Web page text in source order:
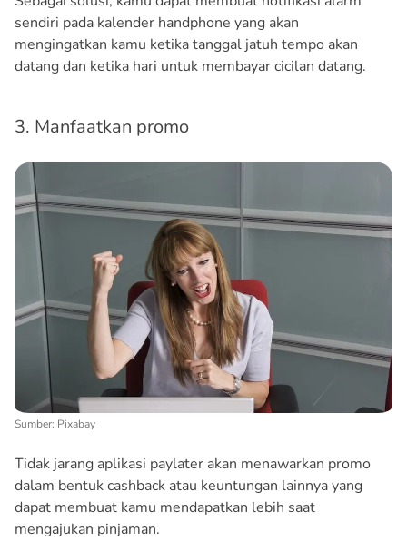
sendiri pada kalender handphone yang akan
mengingatkan kamu ketika tanggal jatuh tempo akan
datang dan ketika hari untuk membayar cicilan datang.
3. Manfaatkan promo
Sumber: Pixabay
Tidak jarang aplikasi paylater akan menawarkan promo
dalam bentuk cashback atau keuntungan lainnya yang
dapat membuat kamu mendapatkan lebih saat
mengajukan pinjaman.